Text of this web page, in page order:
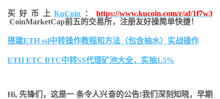
买好币上KuCoin ：https://www.kucoin.com/r/af/1f7w3
CoinMarketCap前五的交易所，注册友好操简单快捷！
搭建ETH ssl中转操作教程和方法（包含抽水）实战操作
ETH ETC BTC中转SS代理矿池大全，实抽1.5%
Hi, 先锋们，这是一 条令人兴奋的公告!我们深刻知晓，早期